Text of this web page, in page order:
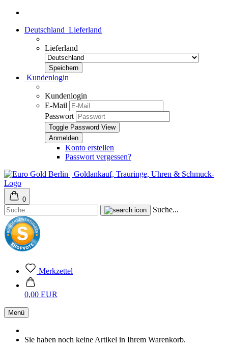
Deutschland Lieferland
Lieferland
Kundenlogin
Kundenlogin
E-Mail
Passwort
Toggle Password View
Konto erstellen
Passwort vergessen?
0
Suche...
Merkzettel
0,00 EUR
Menü
Sie haben noch keine Artikel in Ihrem Warenkorb.